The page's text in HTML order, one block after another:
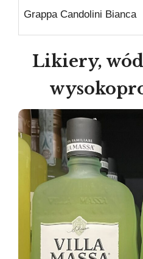
Grappa Candolini Bianca
Likiery,